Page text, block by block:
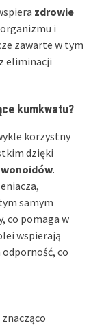
zdrowie
i
zawarte w tym
eliminacji
kumkwatu?
korzystny
dzięki
.
samym
co pomaga w
wspierają
co